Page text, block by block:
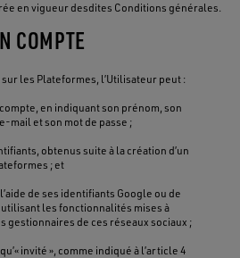
en vigueur desdites Conditions générales.
COMPTE
les Plateformes, l’Utilisateur peut :
en indiquant son prénom, son
mail et son mot de passe ;
obtenus suite à la création d’un
; et
de ses identifiants Google ou de
les fonctionnalités mises à
gestionnaires de ces réseaux sociaux ;
invité », comme indiqué à l’article 4